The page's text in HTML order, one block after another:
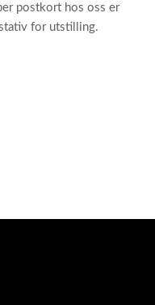
postkort hos oss er
for utstilling.